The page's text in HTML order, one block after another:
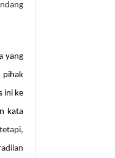
yang
pihak
ini ke
kata